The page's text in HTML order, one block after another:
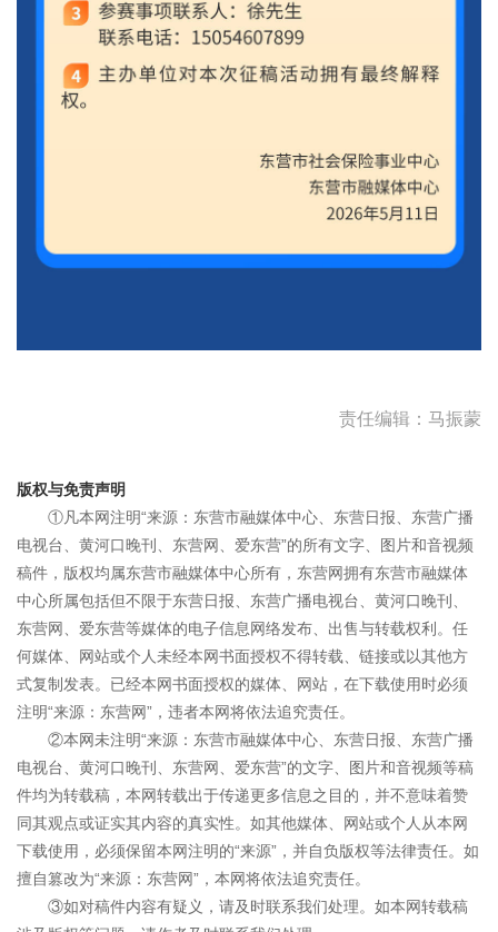
责任编辑：马振蒙
版权与免责声明
①凡本网注明“来源：东营市融媒体中心、东营日报、东营广播
电视台、黄河口晚刊、东营网、爱东营”的所有文字、图片和音视频
稿件，版权均属东营市融媒体中心所有，东营网拥有东营市融媒体
中心所属包括但不限于东营日报、东营广播电视台、黄河口晚刊、
东营网、爱东营等媒体的电子信息网络发布、出售与转载权利。任
何媒体、网站或个人未经本网书面授权不得转载、链接或以其他方
式复制发表。已经本网书面授权的媒体、网站，在下载使用时必须
注明“来源：东营网”，违者本网将依法追究责任。
②本网未注明“来源：东营市融媒体中心、东营日报、东营广播
电视台、黄河口晚刊、东营网、爱东营”的文字、图片和音视频等稿
件均为转载稿，本网转载出于传递更多信息之目的，并不意味着赞
同其观点或证实其内容的真实性。如其他媒体、网站或个人从本网
下载使用，必须保留本网注明的“来源”，并自负版权等法律责任。如
擅自篡改为“来源：东营网”，本网将依法追究责任。
③如对稿件内容有疑义，请及时联系我们处理。如本网转载稿